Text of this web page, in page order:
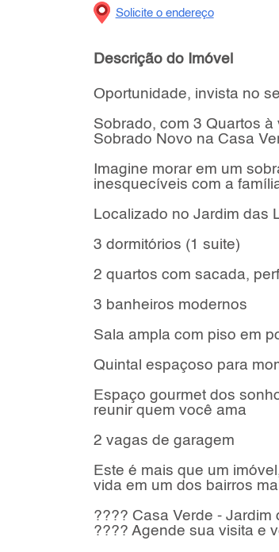
Solicite o endereço
Descrição do Imóvel
Oportunidade, invista no
Sobrado, com 3 Quartos à
Sobrado Novo na Casa
Imagine morar em um
inesquecíveis com a
Localizado no Jardim das
3 dormitórios (1 suite)
2 quartos com sacada,
3 banheiros modernos
Sala ampla com piso em
Quintal espaçoso para
Espaço gourmet dos
reunir quem você ama
2 vagas de garagem
Este é mais que um
vida em um dos bairros
???? Casa Verde - Jardim
???? Agende sua visita e